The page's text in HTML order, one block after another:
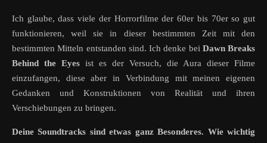
Ich glaube, dass viele der Horrorfilme der 60er bis 70er so gut
funktionieren, weil sie in dieser bestimmten Zeit mit den
bestimmten Mitteln entstanden sind. Ich denke bei Dawn Breaks
Behind the Eyes ist es der Versuch, die Aura dieser Filme
einzufangen, diese aber in Verbindung mit meinen eigenen
Gedanken und Konstruktionen von Realität und ihren
Verschiebungen zu bringen.
Deine Soundtracks sind etwas ganz Besonderes. Wie wichtig